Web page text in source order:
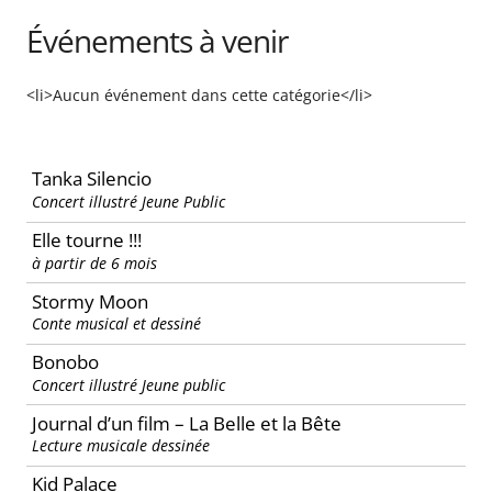
Événements à venir
<li>Aucun événement dans cette catégorie</li>
Tanka Silencio
Concert illustré Jeune Public
Elle tourne !!!
à partir de 6 mois
Stormy Moon
Conte musical et dessiné
Bonobo
Concert illustré Jeune public
Journal d’un film – La Belle et la Bête
Lecture musicale dessinée
Kid Palace